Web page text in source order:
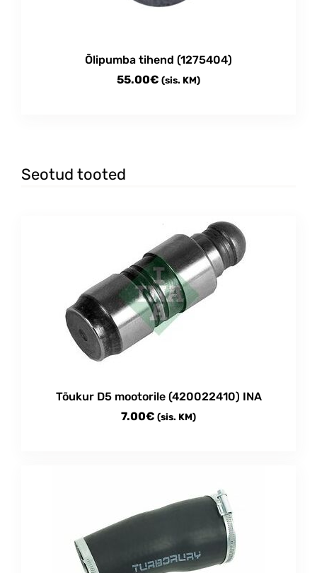
Õlipumba tihend (1275404)
55.00€ (sis. KM)
Seotud tooted
Tõukur D5 mootorile (420022410) INA
7.00€ (sis. KM)